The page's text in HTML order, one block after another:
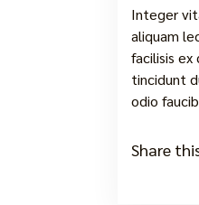
Integer
aliquam
facilisis
tincidunt
odio
Share